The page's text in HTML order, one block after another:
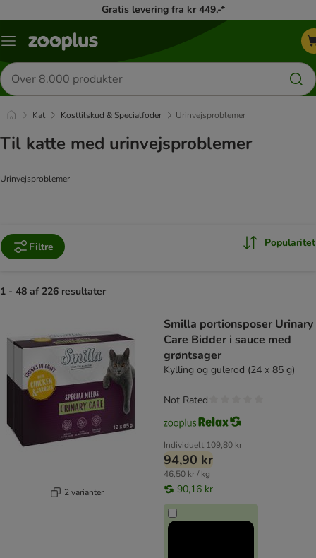
Gratis levering fra kr 449,-*
Menu
Søg
efter
produkter
Kat Kosttilskud & Specialfoder Urinvejsproblemer
Til katte med urinvejsproblemer
Urinvejsproblemer
Filtre Popularitet
1 - 48 af 226 resultater
2 varianter
Smilla portionsposer Urinary
Care Bidder i sauce med
grøntsager
Kylling og gulerod (24 x 85 g)
Individuelt 109,80 kr
94,90 kr
46,50 kr / kg
90,16 kr
Not Rated